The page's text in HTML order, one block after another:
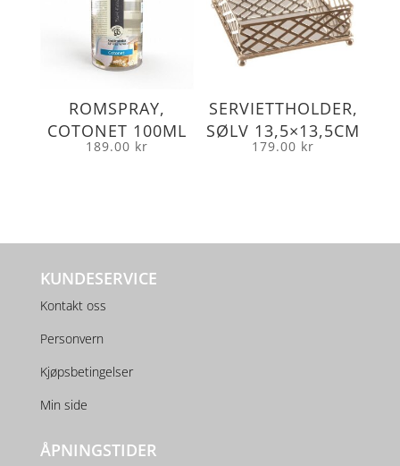
ROMSPRAY,
COTONET 100ML
189.00 kr
SERVIETTHOLDER,
SØLV 13,5×13,5CM
179.00 kr
KUNDESERVICE
Kontakt oss
Personvern
Kjøpsbetingelser
Min side
ÅPNINGSTIDER